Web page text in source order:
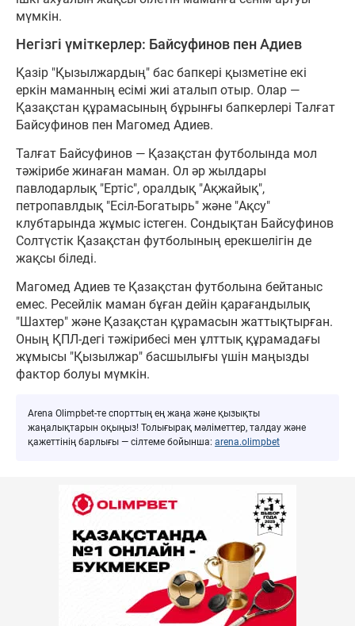
мүмкін.
Негізгі үміткерлер: Байсуфинов пен Адиев
Қазір "Қызылжардың" бас бапкері қызметіне екі
еркін маманның есімі жиі аталып отыр. Олар —
Қазақстан құрамасының бұрынғы бапкерлері Талғат
Байсуфинов пен Магомед Адиев.
Талғат Байсуфинов — Қазақстан футболында мол
тәжірибе жинаған маман. Ол әр жылдары
павлодарлық "Ертіс", оралдық "Ақжайық",
петропавлдық "Есіл-Богатырь" және "Ақсу"
клубтарында жұмыс істеген. Сондықтан Байсуфинов
Солтүстік Қазақстан футболының ерекшелігін де
жақсы біледі.
Магомед Адиев те Қазақстан футболына бейтаныс
емес. Ресейлік маман бұған дейін қарағандылық
"Шахтер" және Қазақстан құрамасын жаттықтырған.
Оның ҚПЛ-дегі тәжірибесі мен ұлттық құрамадағы
жұмысы "Қызылжар" басшылығы үшін маңызды
фактор болуы мүмкін.
Arena Olimpbet-те спорттың ең жаңа және қызықты
жаңалықтарын оқыңыз! Толығырақ мәліметтер, талдау және
қажеттінің барлығы — сілтеме бойынша: arena.olimpbet